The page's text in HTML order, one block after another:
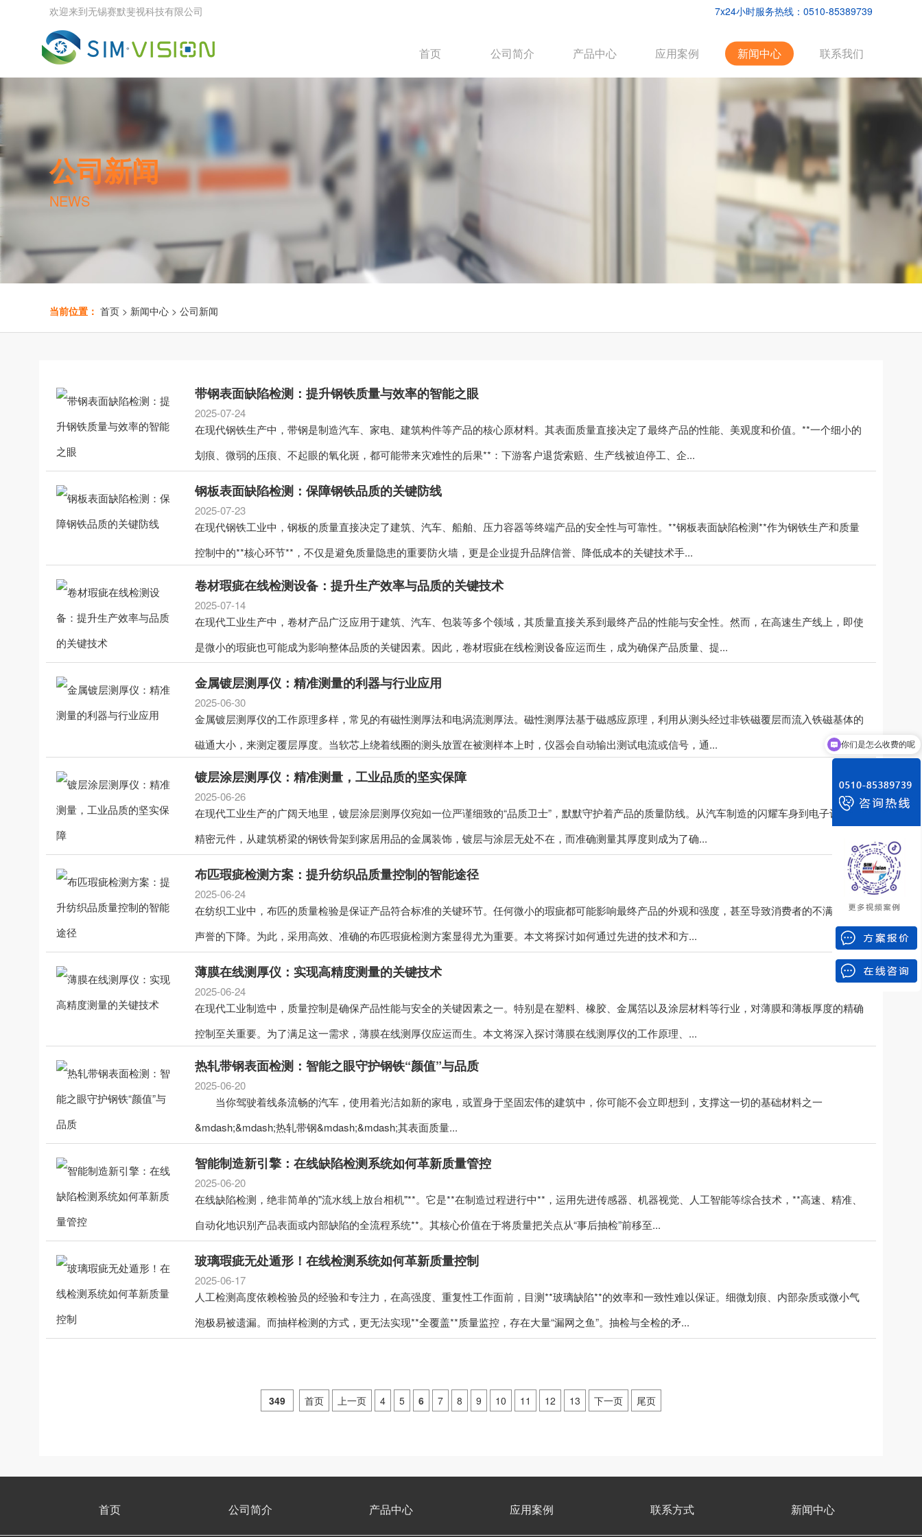
欢迎来到无锡赛默斐视科技有限公司 7x24小时服务热线：0510-85389739
首页 公司简介 产品中心 应用案例 新闻中心 联系我们
公司新闻
NEWS
当前位置： 首页 > 新闻中心 > 公司新闻
带钢表面缺陷检测：提升钢铁质量与效率的智能之眼
2025-07-24
在现代钢铁生产中，带钢是制造汽车、家电、建筑构件等产品的核心原材料。其表面质量直接决定了最终产品的性能、美观度和价值。**一个细小的
划痕、微弱的压痕、不起眼的氧化斑，都可能带来灾难性的后果**：下游客户退货索赔、生产线被迫停工、企...
钢板表面缺陷检测：保障钢铁品质的关键防线
2025-07-23
在现代钢铁工业中，钢板的质量直接决定了建筑、汽车、船舶、压力容器等终端产品的安全性与可靠性。**钢板表面缺陷检测**作为钢铁生产和质量
控制中的**核心环节**，不仅是避免质量隐患的重要防火墙，更是企业提升品牌信誉、降低成本的关键技术手...
卷材瑕疵在线检测设备：提升生产效率与品质的关键技术
2025-07-14
在现代工业生产中，卷材产品广泛应用于建筑、汽车、包装等多个领域，其质量直接关系到最终产品的性能与安全性。然而，在高速生产线上，即使
是微小的瑕疵也可能成为影响整体品质的关键因素。因此，卷材瑕疵在线检测设备应运而生，成为确保产品质量、提...
金属镀层测厚仪：精准测量的利器与行业应用
2025-06-30
金属镀层测厚仪的工作原理多样，常见的有磁性测厚法和电涡流测厚法。磁性测厚法基于磁感应原理，利用从测头经过非铁磁覆层而流入铁磁基体的
磁通大小，来测定覆层厚度。当软芯上绕着线圈的测头放置在被测样本上时，仪器会自动输出测试电流或信号，通...
镀层涂层测厚仪：精准测量，工业品质的坚实保障
2025-06-26
在现代工业生产的广阔天地里，镀层涂层测厚仪宛如一位严谨细致的“品质卫士”，默默守护着产品的质量防线。从汽车制造的闪耀车身到电子设备的
精密元件，从建筑桥梁的钢铁骨架到家居用品的金属装饰，镀层与涂层无处不在，而准确测量其厚度则成为了确...
布匹瑕疵检测方案：提升纺织品质量控制的智能途径
2025-06-24
在纺织工业中，布匹的质量检验是保证产品符合标准的关键环节。任何微小的瑕疵都可能影响最终产品的外观和强度，甚至导致消费者的不满和品牌
声誉的下降。为此，采用高效、准确的布匹瑕疵检测方案显得尤为重要。本文将探讨如何通过先进的技术和方...
薄膜在线测厚仪：实现高精度测量的关键技术
2025-06-24
在现代工业制造中，质量控制是确保产品性能与安全的关键因素之一。特别是在塑料、橡胶、金属箔以及涂层材料等行业，对薄膜和薄板厚度的精确
控制至关重要。为了满足这一需求，薄膜在线测厚仪应运而生。本文将深入探讨薄膜在线测厚仪的工作原理、...
热轧带钢表面检测：智能之眼守护钢铁“颜值”与品质
2025-06-20
当你驾驶着线条流畅的汽车，使用着光洁如新的家电，或置身于坚固宏伟的建筑中，你可能不会立即想到，支撑这一切的基础材料之一
&mdash;&mdash;热轧带钢&mdash;&mdash;其表面质量...
智能制造新引擎：在线缺陷检测系统如何革新质量管控
2025-06-20
在线缺陷检测，绝非简单的"流水线上放台相机"**。它是**在制造过程进行中**，运用先进传感器、机器视觉、人工智能等综合技术，**高速、精准、
自动化地识别产品表面或内部缺陷的全流程系统**。其核心价值在于将质量把关点从“事后抽检”前移至...
玻璃瑕疵无处遁形！在线检测系统如何革新质量控制
2025-06-17
人工检测高度依赖检验员的经验和专注力，在高强度、重复性工作面前，目测**玻璃缺陷**的效率和一致性难以保证。细微划痕、内部杂质或微小气
泡极易被遗漏。而抽样检测的方式，更无法实现**全覆盖**质量监控，存在大量“漏网之鱼”。抽检与全检的矛...
349 首页 上一页 4 5 6 7 8 9 10 11 12 13 下一页 尾页
首页 公司简介 产品中心 应用案例 联系方式 新闻中心
你们是怎么收费的呢